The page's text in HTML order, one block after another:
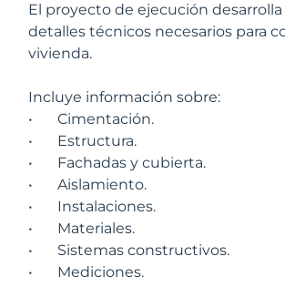
El proyecto de ejecución
detalles técnicos necesarios para
vivienda.
Incluye información sobre:
•
Cimentación.
•
Estructura.
•
Fachadas y cubierta.
•
Aislamiento.
•
Instalaciones.
•
Materiales.
•
Sistemas constructivos.
•
Mediciones.